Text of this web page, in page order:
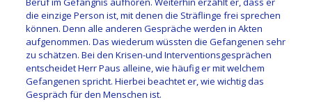
die einzige Person ist, mit denen die Sträflinge frei sprechen
können. Denn alle anderen Gespräche werden in Akten
aufgenommen. Das wiederum wüssten die Gefangenen sehr
zu schätzen. Bei den Krisen-und Interventionsgesprächen
entscheidet Herr Paus alleine, wie häufig er mit welchem
Gefangenen spricht. Hierbei beachtet er, wie wichtig das
Gespräch für den Menschen ist.